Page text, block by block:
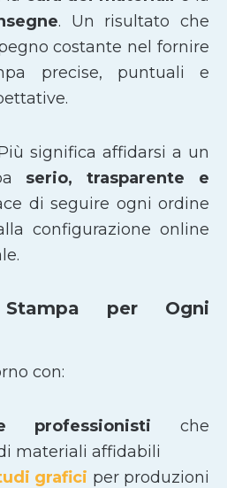
. Un risultato che
costante nel fornire
precise, puntuali e
significa affidarsi a un
serio, trasparente e
di seguire ogni ordine
configurazione online
per Ogni
con:
professionisti che
materiali affidabili
grafici per produzioni